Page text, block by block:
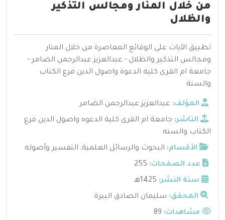
من خلال المنار ومجالس التذكير
والظلال
تطبيق الآيات على الوقائع المعاصرة من خلال المنار
ومجالس التذكير والظلال - عبدالعزيز عبدالرحمن الضامر -
جامعة ام القرى كلية الدعوة واصول الدين فرع الكتاب
والسنة
المؤلف: عبدالعزيز عبدالرحمن الضامر
الناشر: جامعة ام القرى كلية الدعوه واصول الدين فرع
الكتاب والسنه
الأقسام: البحوث والرسائل العلمية, التفسير وأصوله
عدد الصفحات: 255
سنة النشر: 1425هـ
المحقق: سليمان الصادق البيرة
مشاهدات: